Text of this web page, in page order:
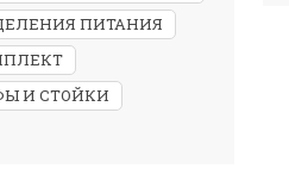
ПИТАНИЯ
И СТОЙКИ